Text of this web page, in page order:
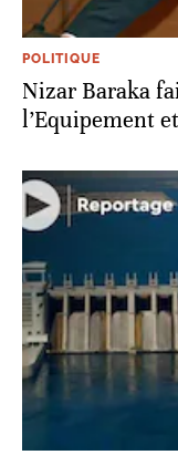
POLITIQUE
Nizar Baraka
l’Equipement